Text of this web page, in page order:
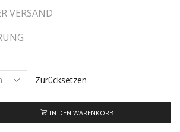
VERSAND
Zurücksetzen
IN DEN WARENKORB